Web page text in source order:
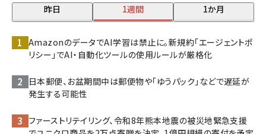
昨日 1週間 1か月
AmazonのデータでAI学習は禁止に。新規約「エージェントポ
リシー」でAI・自動化ツールの使用ルールが厳格化
日本郵便、お盆期間中は郵便物や「ゆうパック」などで遅延が
発生する可能性
ファーストリテイリング、令和8年熊本地震の被災地緊急支援